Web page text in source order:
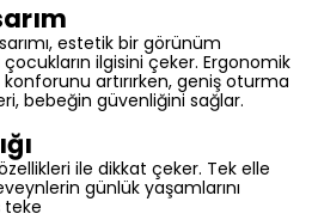
estetik bir görünüm
ilgisini çeker. Ergonomik
artırırken, geniş oturma
bebeğin güvenliğini sağlar.
ile dikkat çeker. Tek elle
günlük yaşamlarını
teke